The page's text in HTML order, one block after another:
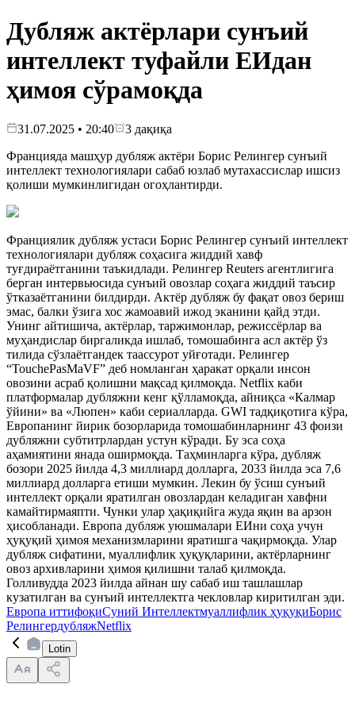
Дубляж актёрлари сунъий
интеллект туфайли ЕИдан
ҳимоя сўрамоқда
31.07.2025 • 20:40 3 дақиқа
Францияда машҳур дубляж актёри Борис Релингер сунъий
интеллект технологиялари сабаб юзлаб мутахассислар ишсиз
қолиши мумкинлигидан огоҳлантирди.
Франциялик дубляж устаси Борис Релингер сунъий интеллект
технологиялари дубляж соҳасига жиддий хавф
туғдираётганини таъкидлади. Релингер Reuters агентлигига
берган интервьюсида сунъий овозлар соҳага жиддий таъсир
ўтказаётганини билдирди. Актёр дубляж бу фақат овоз бериш
эмас, балки ўзига хос жамоавий ижод эканини қайд этди.
Унинг айтишича, актёрлар, таржимонлар, режиссёрлар ва
муҳандислар биргаликда ишлаб, томошабинга асл актёр ўз
тилида сўзлаётгандек таассурот уйғотади. Релингер
“TouchePasMaVF” деб номланган ҳаракат орқали инсон
овозини асраб қолишни мақсад қилмоқда. Netflix каби
платформалар дубляжни кенг қўлламоқда, айниқса «Калмар
ўйини» ва «Люпен» каби сериалларда. GWI тадқиқотига кўра,
Европанинг йирик бозорларида томошабинларнинг 43 фоизи
дубляжни субтитрлардан устун кўради. Бу эса соҳа
аҳамиятини янада оширмоқда. Таҳминларга кўра, дубляж
бозори 2025 йилда 4,3 миллиард долларга, 2033 йилда эса 7,6
миллиард долларга етиши мумкин. Лекин бу ўсиш сунъий
интеллект орқали яратилган овозлардан келадиган хавфни
камайтирмаяпти. Чунки улар ҳақиқийга жуда яқин ва арзон
ҳисобланади. Европа дубляж уюшмалари ЕИни соҳа учун
ҳуқуқий ҳимоя механизмларини яратишга чақирмоқда. Улар
дубляж сифатини, муаллифлик ҳуқуқларини, актёрларнинг
овоз архивларини ҳимоя қилишни талаб қилмоқда.
Голливудда 2023 йилда айнан шу сабаб иш ташлашлар
кузатилган ва сунъий интеллектга чекловлар киритилган эди.
Европа иттифоқиСуний Интеллектмуаллифлик ҳуқуқиБорис
РелингердубляжNetflix
Lotin